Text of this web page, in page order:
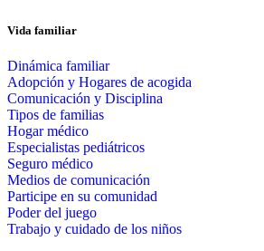
Vida familiar
Dinámica familiar
Adopción y Hogares de acogida
Comunicación y Disciplina
Tipos de familias
Hogar médico
Especialistas pediátricos
Seguro médico
Medios de comunicación
Participe en su comunidad
Poder del juego
Trabajo y cuidado de los niños